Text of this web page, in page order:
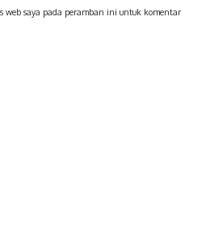
web saya pada peramban ini untuk komentar